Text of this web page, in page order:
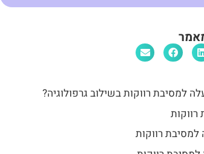
למסיבת רווקות בשילוב גרפולוגיה?
למסיבת רווקות